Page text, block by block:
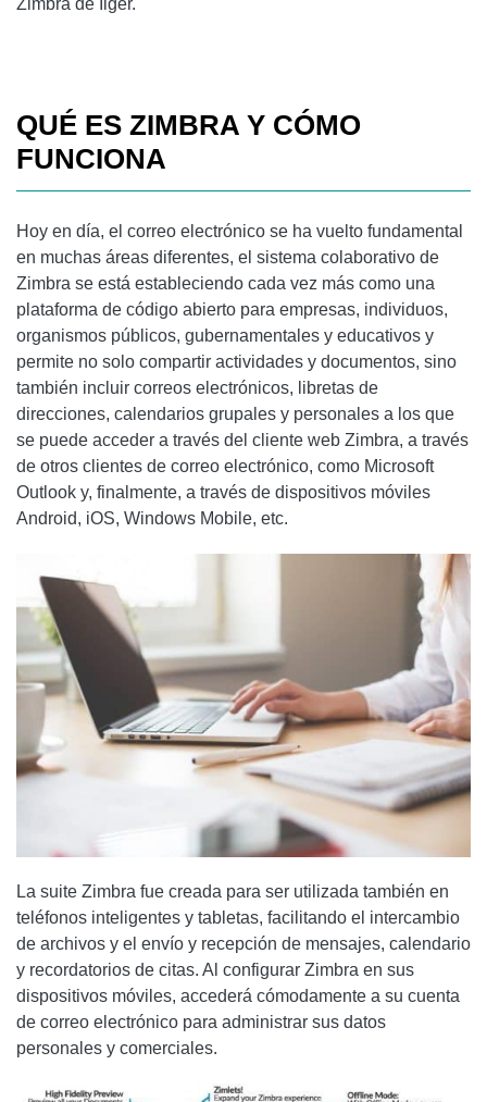
Zimbra de Ilger.
QUÉ ES ZIMBRA Y CÓMO
FUNCIONA
Hoy en día, el correo electrónico se ha vuelto fundamental
en muchas áreas diferentes, el sistema colaborativo de
Zimbra se está estableciendo cada vez más como una
plataforma de código abierto para empresas, individuos,
organismos públicos, gubernamentales y educativos y
permite no solo compartir actividades y documentos, sino
también incluir correos electrónicos, libretas de
direcciones, calendarios grupales y personales a los que
se puede acceder a través del cliente web Zimbra, a través
de otros clientes de correo electrónico, como Microsoft
Outlook y, finalmente, a través de dispositivos móviles
Android, iOS, Windows Mobile, etc.
La suite Zimbra fue creada para ser utilizada también en
teléfonos inteligentes y tabletas, facilitando el intercambio
de archivos y el envío y recepción de mensajes, calendario
y recordatorios de citas. Al configurar Zimbra en sus
dispositivos móviles, accederá cómodamente a su cuenta
de correo electrónico para administrar sus datos
personales y comerciales.